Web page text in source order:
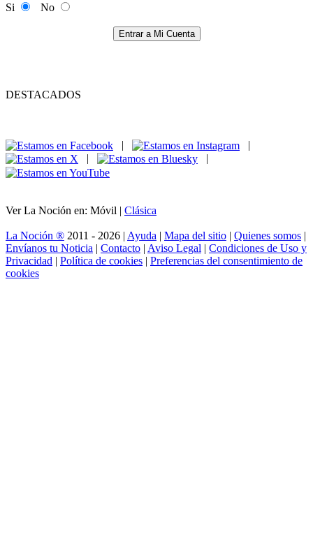
Si
No
Entrar a Mi Cuenta
DESTACADOS
|
|
|
|
Ver La Noción en: Móvil | Clásica
La Noción ® 2011 - 2026 | Ayuda | Mapa del sitio | Quienes somos |
Envíanos tu Noticia | Contacto | Aviso Legal | Condiciones de Uso y
Privacidad | Política de cookies | Preferencias del consentimiento de
cookies